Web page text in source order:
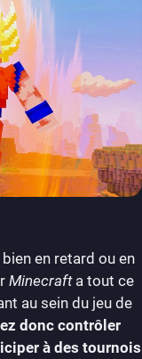
en retard ou en
Minecrafta tout ce
au sein du jeu de
donc contrôler
à des tournois